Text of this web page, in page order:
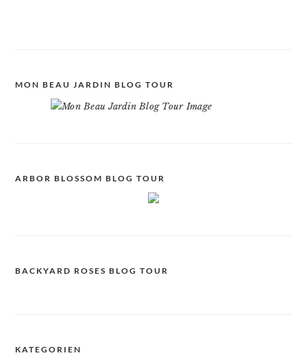
MON BEAU JARDIN BLOG TOUR
ARBOR BLOSSOM BLOG TOUR
BACKYARD ROSES BLOG TOUR
KATEGORIEN